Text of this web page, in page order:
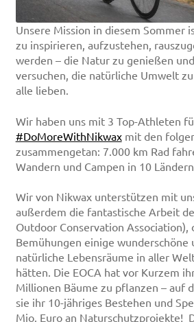
Unsere Mission in diesem Sommer
zu inspirieren, aufzustehen,
werden – die Natur zu genießen
versuchen, die natürliche Umwelt
alle lieben.
Wir haben uns mit 3 Top-Athleten
#DoMoreWithNikwaxmit den
zusammengetan: 7.000 km Rad
Wandern und Campen in 10
Wir von Nikwax unterstützen mit
außerdem die fantastische Arbeit
Outdoor Conservation Association),
Bemühungen einige wunderschöne
natürliche Lebensräume in aller
hätten. Die EOCA hat vor Kurzem
Millionen Bäume zu pflanzen – auf
sie ihr 10-jähriges Bestehen und
Mio. Euro an Naturschutzprojekte!